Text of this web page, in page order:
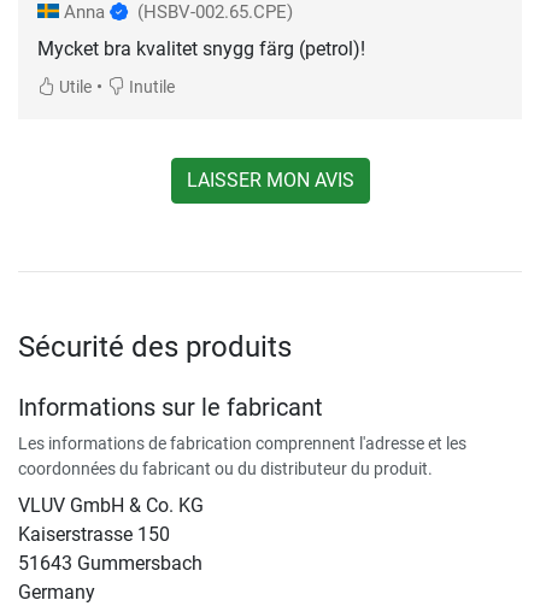
Anna (HSBV-002.65.CPE)
Mycket bra kvalitet snygg färg (petrol)!
Utile • Inutile
LAISSER MON AVIS
Sécurité des produits
Informations sur le fabricant
Les informations de fabrication comprennent l'adresse et les
coordonnées du fabricant ou du distributeur du produit.
VLUV GmbH & Co. KG
Kaiserstrasse 150
51643 Gummersbach
Germany